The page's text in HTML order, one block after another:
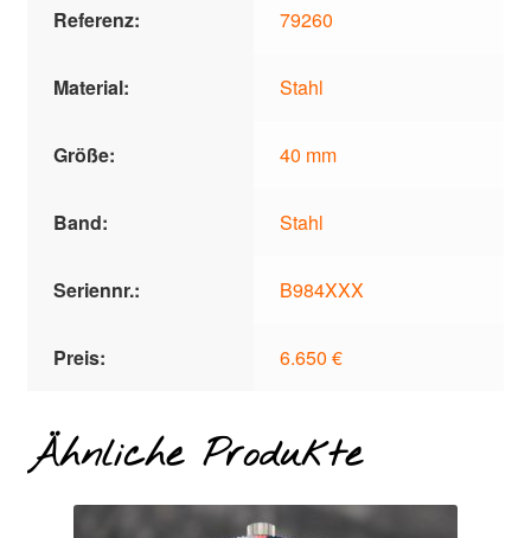
Referenz: 79260
Material: Stahl
Größe: 40 mm
Band: Stahl
Seriennr.: B984XXX
Preis: 6.650 €
Ähnliche Produkte